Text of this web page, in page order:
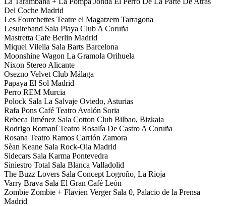
Del Coche Madrid
Les Fourchettes Teatre el Magatzem Tarragona
Lesuiteband Sala Playa Club A Coruña
Mastretta Cafe Berlin Madrid
Miquel Vilella Sala Barts Barcelona
Moonshine Wagon La Gramola Orihuela
Nixon Stereo Alicante
Osezno Velvet Club Málaga
Papaya El Sol Madrid
Perro REM Murcia
Polock Sala La Salvaje Oviedo, Asturias
Rafa Pons Café Teatro Avalón Soria
Rebeca Jiménez Sala Cotton Club Bilbao, Bizkaia
Rodrigo Romaní Teatro Rosalía De Castro A Coruña
Rosana Teatro Ramos Carrión Zamora
Sèan Keane Sala Rock-Ola Madrid
Sidecars Sala Karma Pontevedra
Siniestro Total Sala Blanca Valladolid
The Buzz Lovers Sala Concept Logroño, La Rioja
Varry Brava Sala El Gran Café León
Zombie Zombie + Flavien Verger Sala 0, Palacio de la Prensa
Madrid